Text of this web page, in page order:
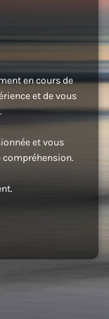
en cours de
et de vous
et vous
compréhension.